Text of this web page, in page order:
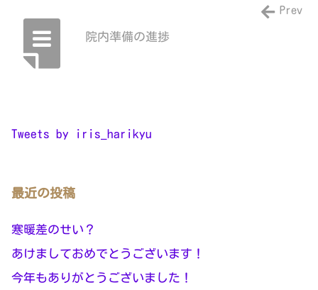
院内準備の進捗
Prev
Tweets by iris_harikyu
最近の投稿
寒暖差のせい？
あけましておめでとうございます！
今年もありがとうございました！